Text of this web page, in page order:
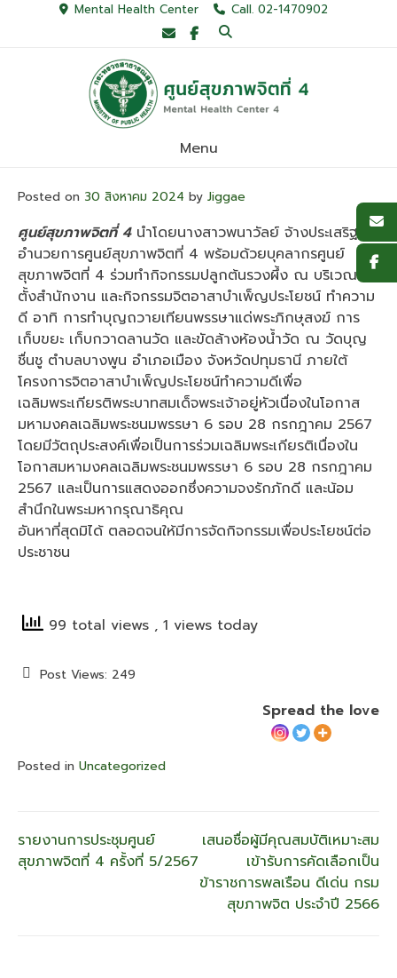
Mental Health Center Call. 02-1470902
Menu
Posted on 30 สิงหาคม 2024 by Jiggae
ศูนย์สุขภาพจิตที่ 4 นำโดยนางสาวพนาวัลย์ จ้างประเสริฐ ผู้
อำนวยการศูนย์สุขภาพจิตที่ 4 พร้อมด้วยบุคลากรศูนย์
สุขภาพจิตที่ 4 ร่วมทำกิจกรรมปลูกต้นรวงผึ้ง ณ บริเวณที่
ตั้งสำนักงาน และกิจกรรมจิตอาสาบำเพ็ญประโยชน์ ทำความ
ดี อาทิ การทำบุญถวายเทียนพรรษาแด่พระภิกษุสงฆ์ การ
เก็บขยะ เก็บกวาดลานวัด และขัดล้างห้องน้ำวัด ณ วัดบุญ
ชื่นชู ตำบลบางพูน อำเภอเมือง จังหวัดปทุมธานี ภายใต้
โครงการจิตอาสาบำเพ็ญประโยชน์ทำความดีเพื่อ
เฉลิมพระเกียรติพระบาทสมเด็จพระเจ้าอยู่หัวเนื่องในโอกาส
มหามงคลเฉลิมพระชนมพรรษา 6 รอบ 28 กรกฎาคม 2567
โดยมีวัตถุประสงค์เพื่อเป็นการร่วมเฉลิมพระเกียรติเนื่องใน
โอกาสมหามงคลเฉลิมพระชนมพรรษา 6 รอบ 28 กรกฎาคม
2567 และเป็นการแสดงออกซึ่งความจงรักภักดี และน้อม
สำนึกในพระมหากรุณาธิคุณ
อันหาที่สุดมิได้ ตลอดจนให้มีการจัดกิจกรรมเพื่อประโยชน์ต่อ
ประชาชน
99 total views , 1 views today
Post Views: 249
Spread the love
Posted in Uncategorized
แนะแนว
รายงานการประชุมศูนย์
สุขภาพจิตที่ 4 ครั้งที่ 5/2567
เสนอชื่อผู้มีคุณสมบัติเหมาะสม
เข้ารับการคัดเลือกเป็น
ข้าราชการพลเรือน ดีเด่น กรม
สุขภาพจิต ประจำปี 2566